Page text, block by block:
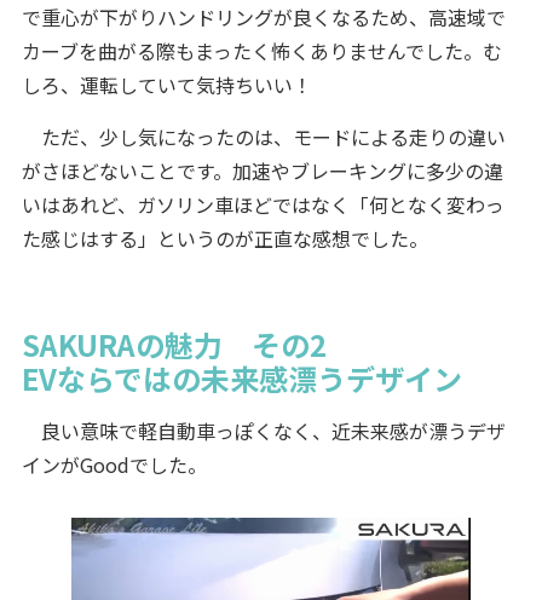
で重心が下がりハンドリングが良くなるため、高速域で
カーブを曲がる際もまったく怖くありませんでした。む
しろ、運転していて気持ちいい！
ただ、少し気になったのは、モードによる走りの違い
がさほどないことです。加速やブレーキングに多少の違
いはあれど、ガソリン車ほどではなく「何となく変わっ
た感じはする」というのが正直な感想でした。
SAKURAの魅力 その2
EVならではの未来感漂うデザイン
良い意味で軽自動車っぽくなく、近未来感が漂うデザ
インがGoodでした。